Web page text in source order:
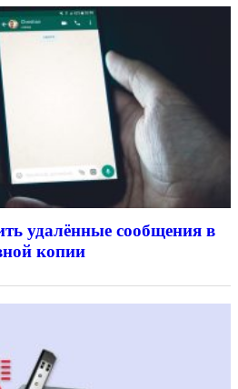
удалённые сообщения в
копии